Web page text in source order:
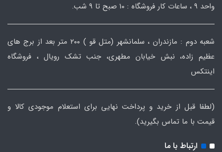
واحد ۹ ، ساعات کار فروشگاه : ۱۰ صبح تا ۹ شب.
شعبه دوم : مازندران ، سلمانشهر (متل قو ) ۲۰۰ متر بعد از برج های
عظیم زاده، نبش خیابان مطهری، جنب تشک رویال ، فروشگاه
اینتکس
(لطفا قبل از خرید و پرداخت نهایی برای استعلام موجودی کالا و
قیمت با ما تماس بگیرید).
ارتباط با ما